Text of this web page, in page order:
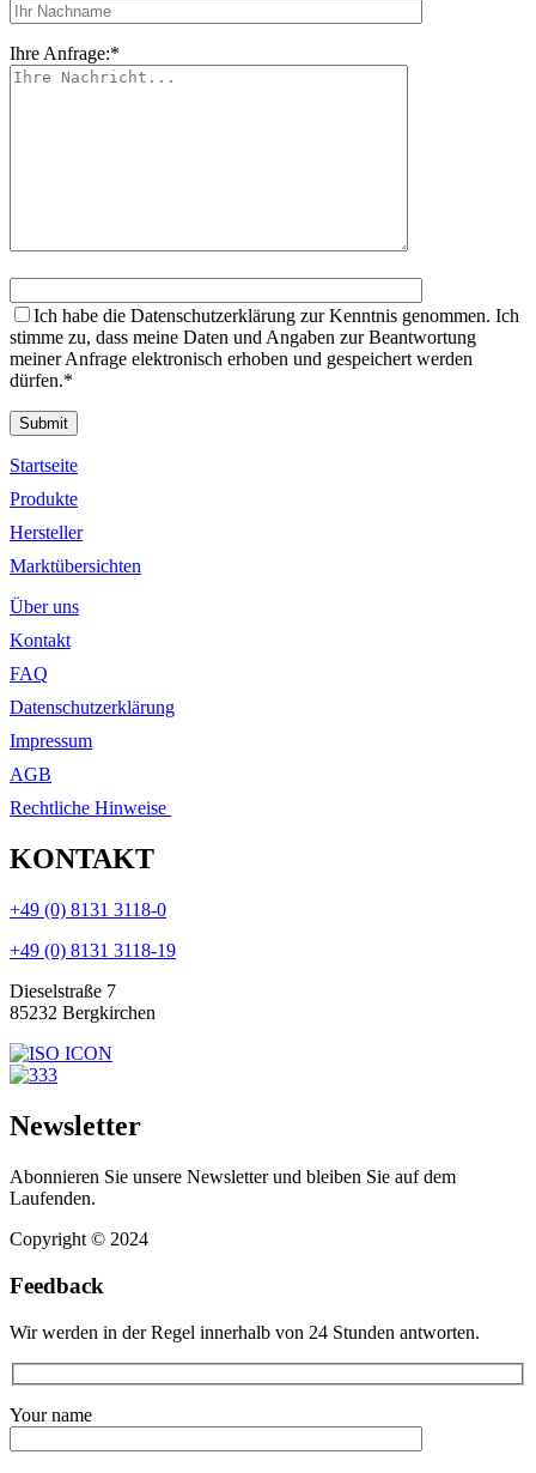
Ihre Anfrage:*
Ich habe die Datenschutzerklärung zur Kenntnis genommen. Ich
stimme zu, dass meine Daten und Angaben zur Beantwortung
meiner Anfrage elektronisch erhoben und gespeichert werden
dürfen.*
Please leave this field empty.
Startseite
Produkte
Hersteller
Marktübersichten
Über uns
Kontakt
FAQ
Datenschutzerklärung
Impressum
AGB
Rechtliche Hinweise
KONTAKT
+49 (0) 8131 3118-0
+49 (0) 8131 3118-19
Dieselstraße 7
85232 Bergkirchen
Newsletter
Abonnieren Sie unsere Newsletter und bleiben Sie auf dem
Laufenden.
Copyright © 2024
Feedback
Wir werden in der Regel innerhalb von 24 Stunden antworten.
Your name